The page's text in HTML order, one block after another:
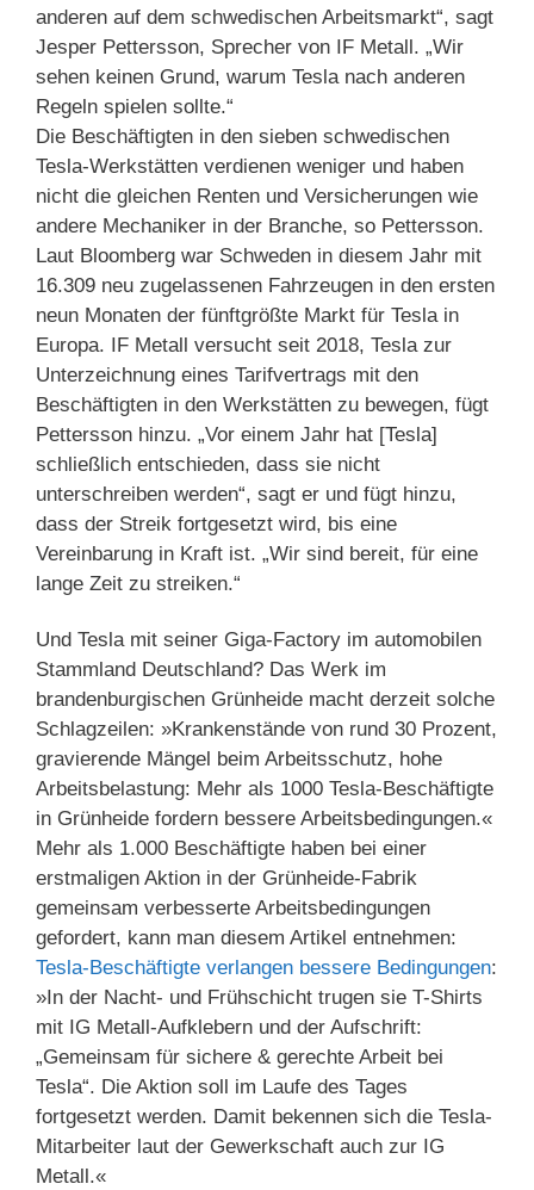
anderen auf dem schwedischen Arbeitsmarkt“, sagt
Jesper Pettersson, Sprecher von IF Metall. „Wir
sehen keinen Grund, warum Tesla nach anderen
Regeln spielen sollte.“
Die Beschäftigten in den sieben schwedischen
Tesla-Werkstätten verdienen weniger und haben
nicht die gleichen Renten und Versicherungen wie
andere Mechaniker in der Branche, so Pettersson.
Laut Bloomberg war Schweden in diesem Jahr mit
16.309 neu zugelassenen Fahrzeugen in den ersten
neun Monaten der fünftgrößte Markt für Tesla in
Europa. IF Metall versucht seit 2018, Tesla zur
Unterzeichnung eines Tarifvertrags mit den
Beschäftigten in den Werkstätten zu bewegen, fügt
Pettersson hinzu. „Vor einem Jahr hat [Tesla]
schließlich entschieden, dass sie nicht
unterschreiben werden“, sagt er und fügt hinzu,
dass der Streik fortgesetzt wird, bis eine
Vereinbarung in Kraft ist. „Wir sind bereit, für eine
lange Zeit zu streiken.“
Und Tesla mit seiner Giga-Factory im automobilen
Stammland Deutschland? Das Werk im
brandenburgischen Grünheide macht derzeit solche
Schlagzeilen: »Krankenstände von rund 30 Prozent,
gravierende Mängel beim Arbeitsschutz, hohe
Arbeitsbelastung: Mehr als 1000 Tesla-Beschäftigte
in Grünheide fordern bessere Arbeitsbedingungen.«
Mehr als 1.000 Beschäftigte haben bei einer
erstmaligen Aktion in der Grünheide-Fabrik
gemeinsam verbesserte Arbeitsbedingungen
gefordert, kann man diesem Artikel entnehmen:
Tesla-Beschäftigte verlangen bessere Bedingungen:
»In der Nacht- und Frühschicht trugen sie T-Shirts
mit IG Metall-Aufklebern und der Aufschrift:
„Gemeinsam für sichere & gerechte Arbeit bei
Tesla“. Die Aktion soll im Laufe des Tages
fortgesetzt werden. Damit bekennen sich die Tesla-
Mitarbeiter laut der Gewerkschaft auch zur IG
Metall.«